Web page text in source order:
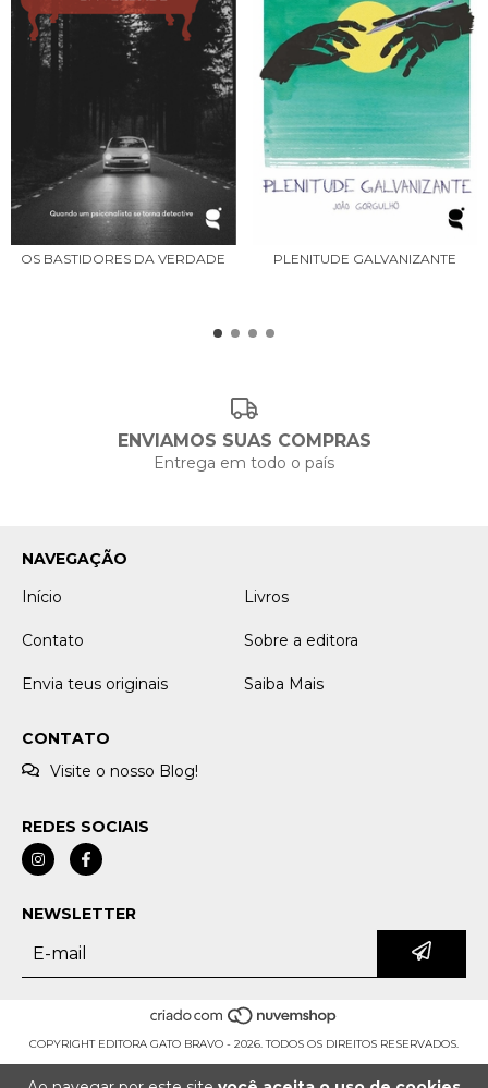
OS BASTIDORES DA VERDADE PLENITUDE GALVANIZANTE
ENVIAMOS SUAS COMPRAS
Entrega em todo o país
NAVEGAÇÃO
Início
Livros
Contato Sobre a editora
Envia teus originais Saiba Mais
CONTATO
Visite o nosso Blog!
REDES SOCIAIS
NEWSLETTER
COPYRIGHT EDITORA GATO BRAVO - 2026. TODOS OS DIREITOS RESERVADOS.